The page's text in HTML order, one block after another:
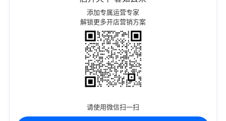
添加专属运营专家
解锁更多开店营销方案
请使用微信扫一扫